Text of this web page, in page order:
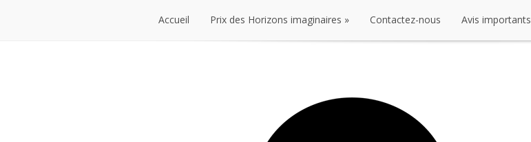
Accueil Prix des Horizons imaginaires Contactez-nous Avis importants